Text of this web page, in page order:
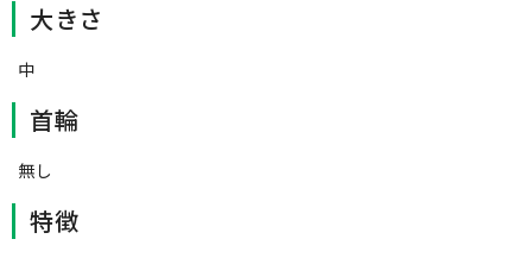
大きさ
中
首輪
無し
特徴